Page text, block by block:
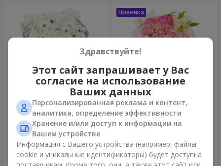
Букет "White happiness"
999 грн
Заказать
Букет "Розовый зефир"
Заказать
Здравствуйте!
Этот сайт запрашивает у Вас
согласие на использование
Ваших данных
Персонализированная реклама и контент,
аналитика, определение эффективности
Хранение и/или доступ к информации на
Вашем устройстве
Информация с Вашего устройства (например, файлы
cookie и уникальные идентификаторы) будет доступна